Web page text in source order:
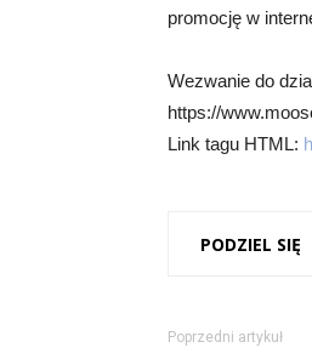
promocję w
Wezwanie do
https://
Link tagu HTML:
PODZIEL SIĘ
Poprzedni artykuł